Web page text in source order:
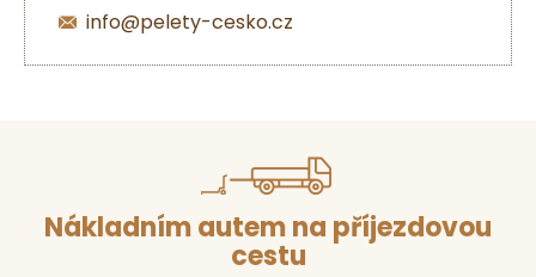
info@pelety-cesko.cz
Nákladním autem na příjezdovou
cestu